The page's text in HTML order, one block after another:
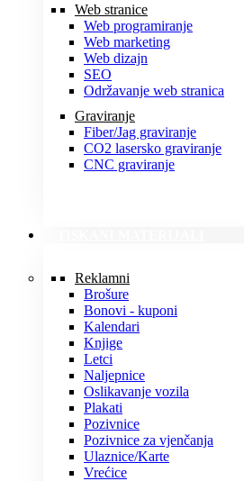
Web stranice
Web programiranje
Web marketing
Web dizajn
SEO
Održavanje web stranica
Graviranje
Fiber/Jag graviranje
CO2 lasersko graviranje
CNC graviranje
Reklamni
Brošure
Bonovi - kuponi
Kalendari
Knjige
Letci
Naljepnice
Oslikavanje vozila
Plakati
Pozivnice
Pozivnice za vjenčanja
Ulaznice/Karte
Vrećice